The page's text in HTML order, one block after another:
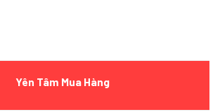
Yên Tâm Mua Hàng